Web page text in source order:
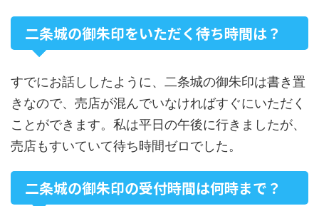
二条城の御朱印をいただく待ち時間は？
すでにお話ししたように、二条城の御朱印は書き置
きなので、売店が混んでいなければすぐにいただく
ことができます。私は平日の午後に行きましたが、
売店もすいていて待ち時間ゼロでした。
二条城の御朱印の受付時間は何時まで？